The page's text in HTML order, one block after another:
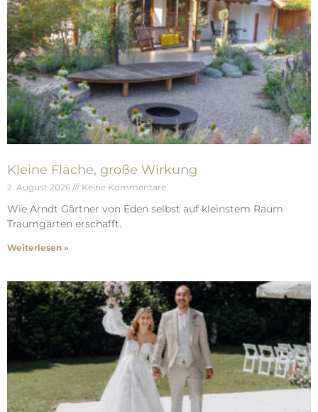
Kleine Fläche, große Wirkung
2. August 2026 Keine Kommentare
Wie Arndt Gärtner von Eden selbst auf kleinstem Raum
Traumgärten erschafft.
Weiterlesen »